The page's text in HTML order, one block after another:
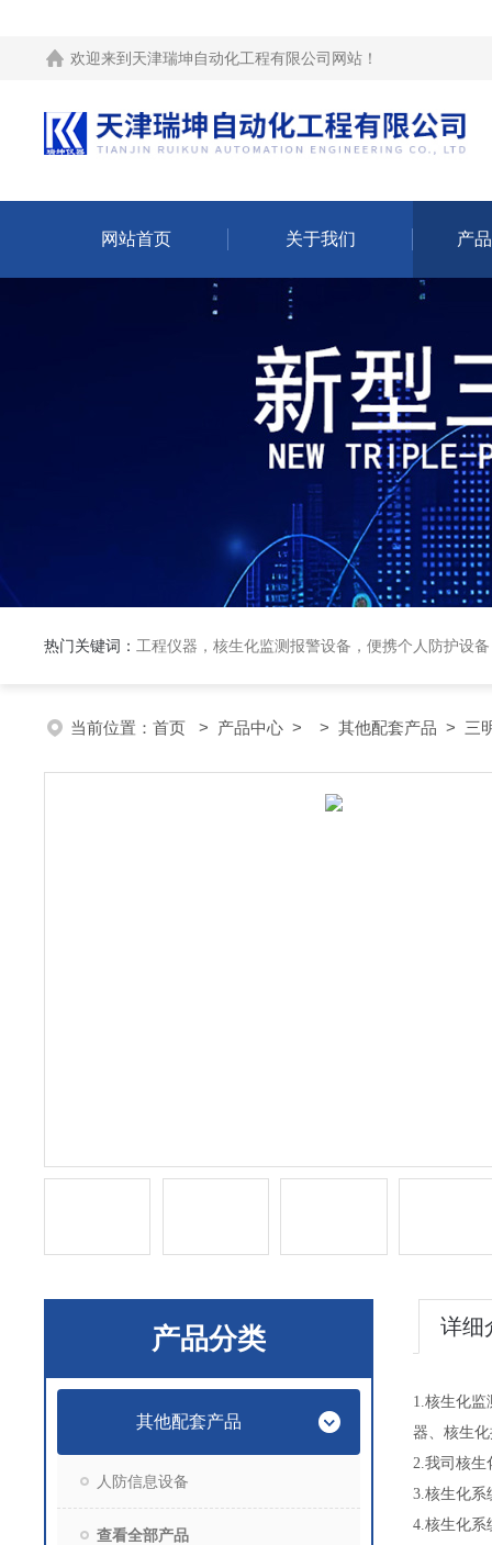
欢迎来到 天津瑞坤自动化工程有限公司网站 ！
网站首页 关于我们 产
热门关键词： 工程仪器，核生化监测报警设备，便携个人防护设
当前位置： 首页 > 产品中心 > > 其他配套产品 > 三
产品分类
其他配套产品
人防信息设备
查看全部产品
详细
1.核生化
器、核生
2.我司核生
3.核生化系
4.核生化系